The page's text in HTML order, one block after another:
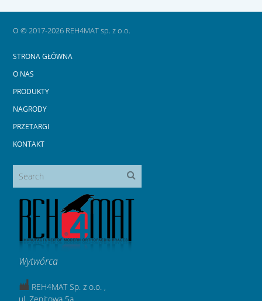
o© 2017-2026 REH4MAT sp. z o.o.
STRONA GŁÓWNA
O NAS
PRODUKTY
NAGRODY
PRZETARGI
KONTAKT
Wytwórca
REH4MAT Sp. z o.o. ,
ul. Zenitowa 5a,